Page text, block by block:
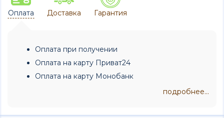
Оплата Доставка Гарантия
Оплата при получении
Оплата на карту Приват24
Оплата на карту Монобанк
подробнее...